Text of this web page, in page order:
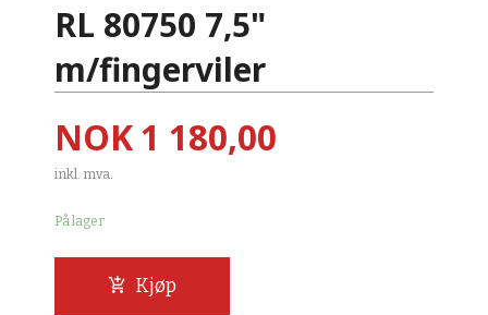
RL 80750 7,5"
m/fingerviler
Pris
NOK1 180,00
inkl. mva.
På lager
Kjøp